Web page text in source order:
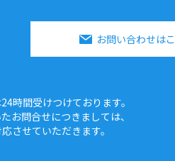
お問い合わせは
時間受けつけております。
お問合せにつきましては、
させていただきます。